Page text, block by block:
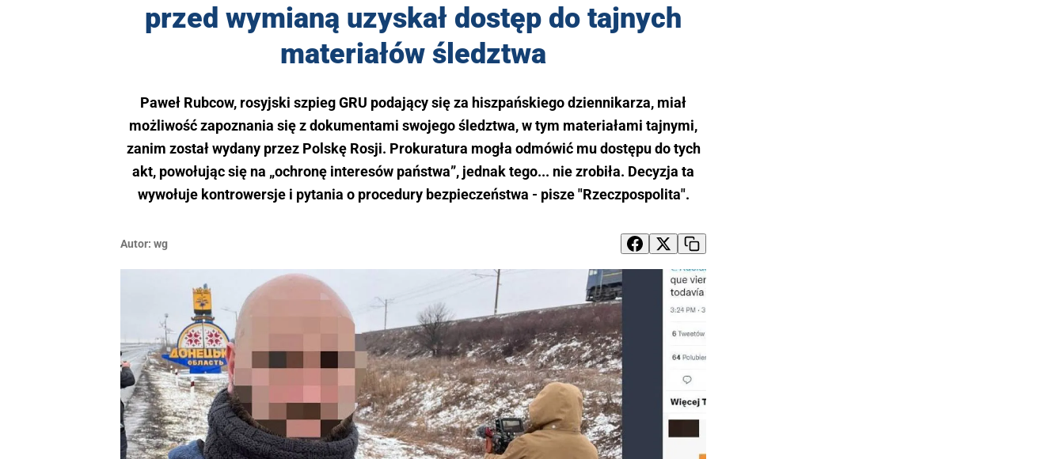
przed wymianą uzyskał dostęp do tajnych
materiałów śledztwa
Paweł Rubcow, rosyjski szpieg GRU podający się za hiszpańskiego dziennikarza, miał
możliwość zapoznania się z dokumentami swojego śledztwa, w tym materiałami tajnymi,
zanim został wydany przez Polskę Rosji. Prokuratura mogła odmówić mu dostępu do tych
akt, powołując się na „ochronę interesów państwa”, jednak tego... nie zrobiła. Decyzja ta
wywołuje kontrowersje i pytania o procedury bezpieczeństwa - pisze "Rzeczpospolita".
Autor: wg